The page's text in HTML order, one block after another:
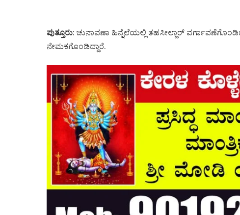
ಪುತ್ತೂರು: ಚುನಾವಣಾ ಹಿನ್ನೆಲೆಯಲ್ಲಿ ತಹಸೀಲ್ದಾರ್
ನೇಮಕಗೊಂಡಿದ್ದಾರೆ.